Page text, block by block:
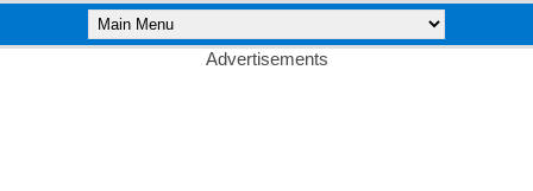
Advertisements